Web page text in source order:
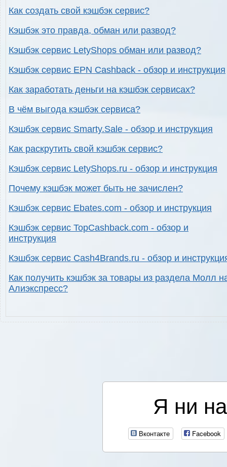
Как создать свой кэшбэк сервис?
Кэшбэк это правда, обман или развод?
Кэшбэк сервис LetyShops обман или развод?
Кэшбэк сервис EPN Cashback - обзор и инструкция
Как заработать деньги на кэшбэк сервисах?
В чём выгода кэшбэк сервиса?
Кэшбэк сервис Smarty.Sale - обзор и инструкция
Как раскрутить свой кэшбэк сервис?
Кэшбэк сервис LetyShops.ru - обзор и инструкция
Почему кэшбэк может быть не зачислен?
Кэшбэк сервис Ebates.com - обзор и инструкция
Кэшбэк сервис TopCashback.com - обзор и
инструкция
Кэшбэк сервис Cash4Brands.ru - обзор и
Как получить кэшбэк за товары из раздела Молл
Алиэкспресс?
Я ни
Вконтакте Facebook